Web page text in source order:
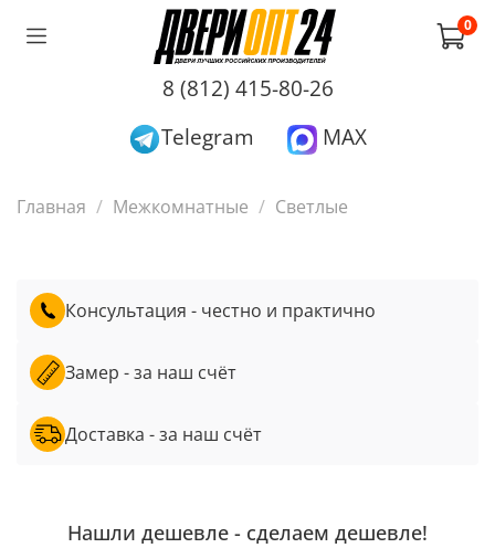
0
8 (812) 415-80-26
Telegram
MAX
Главная Межкомнатные Светлые
Консультация - честно и практично
Замер - за наш счёт
Доставка - за наш счёт
Нашли дешевле - сделаем дешевле!